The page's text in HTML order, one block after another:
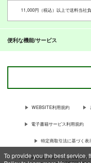
To provide you the best
11,000円（税込）以上で送料当社
便利な機能/サービス
WEBSITE利用規約
電子書籍サービス利用規約
特定商取引法に基づく表
For Overseas customer, now